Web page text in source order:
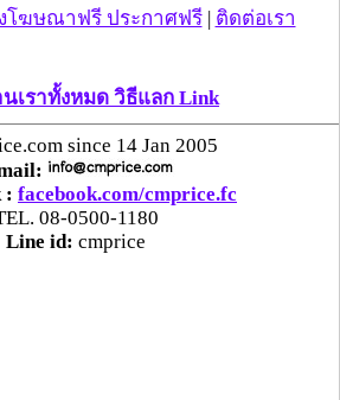
ต.ค. นี้
วจคุณภาพน้ำแม่น้ำกก-แม่น้ำสาย-
ำโขง พื้นที่เชียงใหม่-เชียงราย ครั้งที่
งเกินค่ามาตรฐาน“
น หลังพบต่างชาติเชื่อมั่นลงทุนครึ่งปี
านบาท
โฆษณาฟรี ประกาศฟรี| ติดต่อเรา
เราทั้งหมด วิธีแลก Link
since 14 Jan 2005
: facebook.com/cmprice.fc
08-0500-1180
Line id: cmprice